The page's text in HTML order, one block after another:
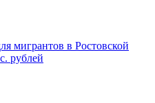
мигрантов в Ростовской
рублей